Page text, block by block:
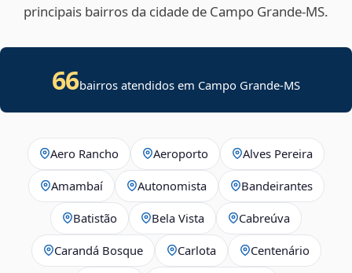
principais bairros da cidade de Campo Grande‑MS.
66bairros atendidos em Campo Grande-MS
Aero Rancho Aeroporto Alves Pereira
Amambaí Autonomista Bandeirantes
Batistão Bela Vista Cabreúva
Carandá Bosque Carlota Centenário